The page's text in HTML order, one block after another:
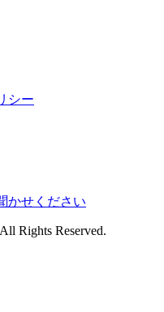
シー
かせください
Rights Reserved.